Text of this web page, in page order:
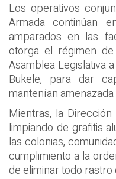
Los operativos
Armada continúan
amparados en las
otorga el régimen
Asamblea Legislativa
Bukele, para dar
mantenían
Mientras, la
limpiando de grafitis
las colonias,
cumplimiento a la
de eliminar todo